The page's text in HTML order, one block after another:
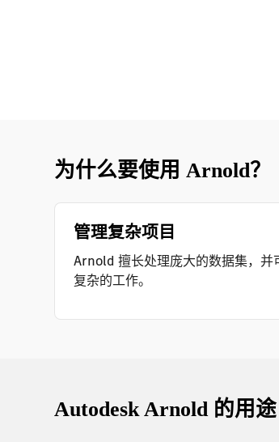
为什么要使用 Arnold？
管理复杂项目
Arnold 擅长处理庞大的数据集，并
复杂的工作。
Autodesk Arnold 的用途